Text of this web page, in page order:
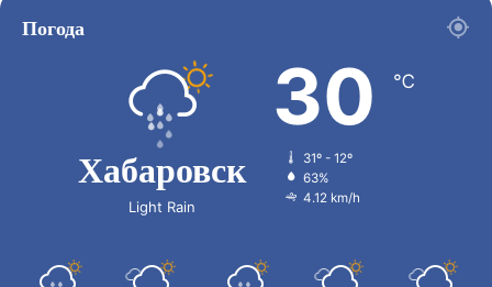
Погода
Хабаровск
Light Rain
30 ℃
31º - 12º
63%
4.12 km/h